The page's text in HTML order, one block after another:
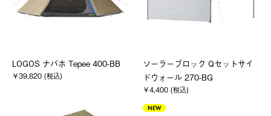
LOGOS ナバホ Tepee 400-BB
￥39,820 (税込)
ソーラーブロック Qセットサイ
ドウォール 270-BG
￥4,400 (税込)
NEW